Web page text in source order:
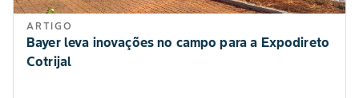
ARTIGO
Bayer leva inovações no campo para a Expodireto
Cotrijal